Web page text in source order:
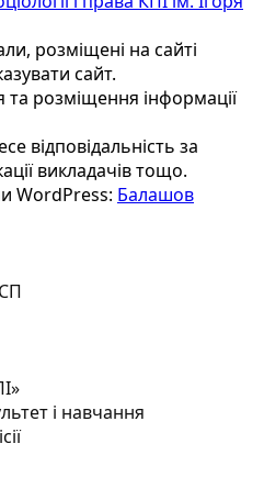
розміщені на сайті
сайт.
розміщення інформації
відповідальність за
викладачів тощо.
WordPress: Балашов
і навчання